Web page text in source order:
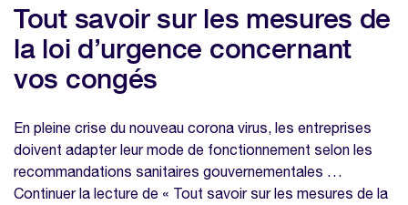
Tout savoir sur les mesures de
la loi d’urgence concernant
vos congés
En pleine crise du nouveau corona virus, les entreprises
doivent adapter leur mode de fonctionnement selon les
recommandations sanitaires gouvernementales …
Continuer la lecture de « Tout savoir sur les mesures de la